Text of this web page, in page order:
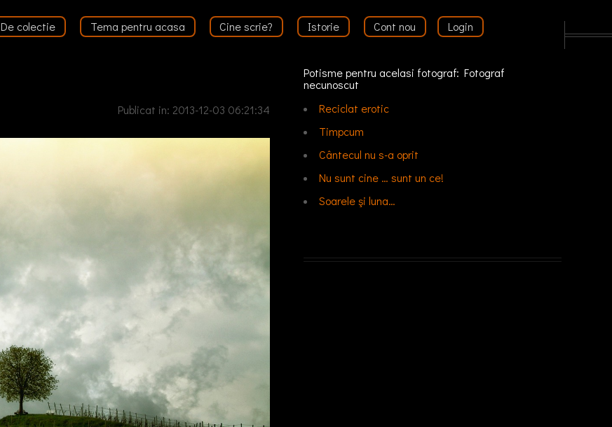
De colectie Tema pentru acasa Cine scrie? Istorie Cont nou Login
Publicat in: 2013-12-03 06:21:34
Potisme pentru acelasi fotograf: Fotograf
necunoscut
Reciclat erotic
Timpcum
Cântecul nu s-a oprit
Nu sunt cine … sunt un ce!
Soarele şi luna…